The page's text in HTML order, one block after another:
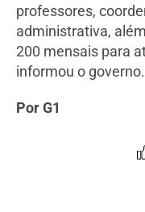
professores,
administrativa,
200 mensais para
informou o governo.
Por G1